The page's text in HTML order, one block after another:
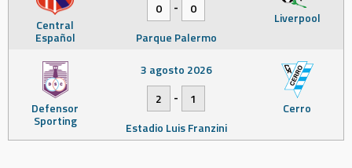
Central
Español
Liverpool
0 -
0
Parque Palermo
Defensor
Sporting
Cerro
3 agosto 2026
2
-
1
Estadio Luis Franzini